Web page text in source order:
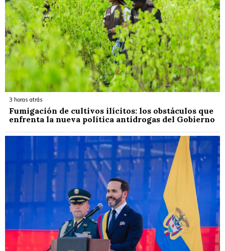
3 horas atrás
Fumigación de cultivos ilícitos: los obstáculos que
enfrenta la nueva política antidrogas del Gobierno